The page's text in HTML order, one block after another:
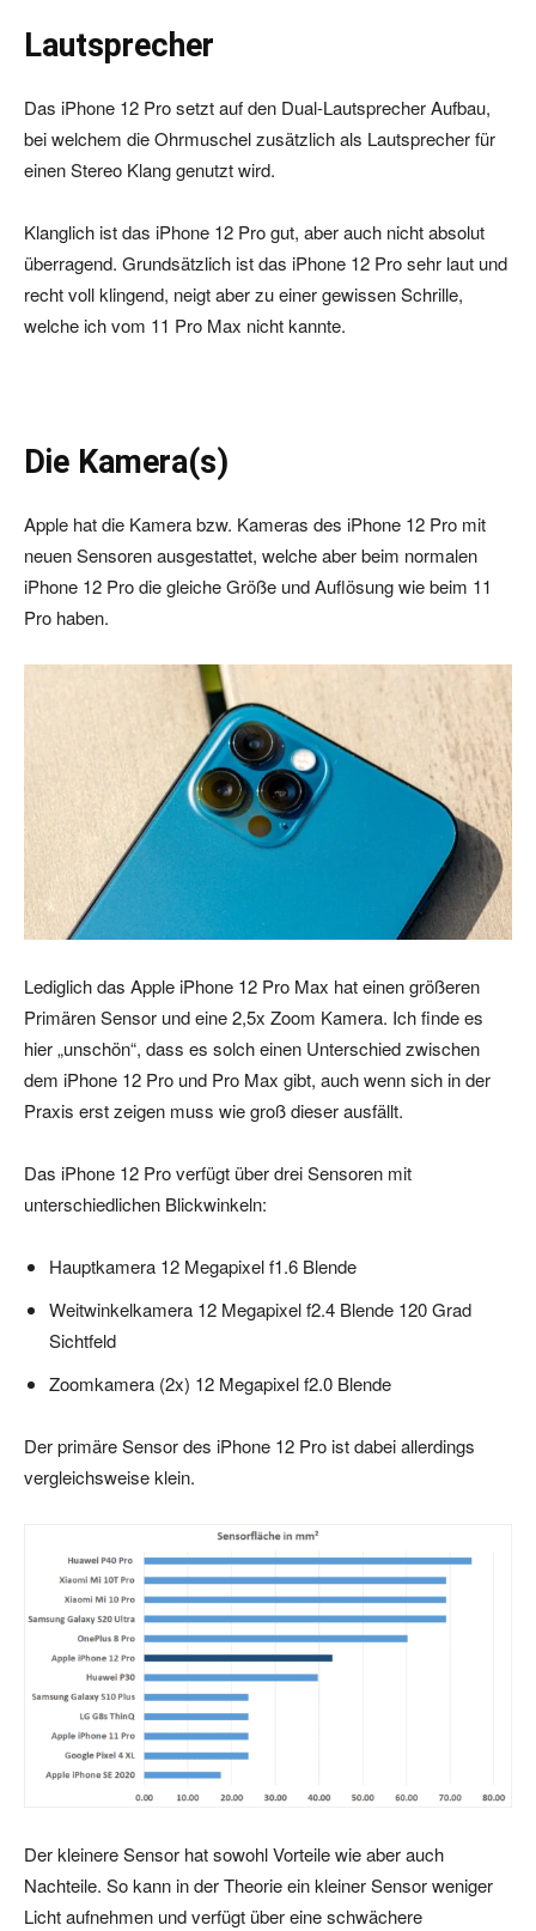
Lautsprecher
Das iPhone 12 Pro setzt auf den Dual-Lautsprecher Aufbau,
bei welchem die Ohrmuschel zusätzlich als Lautsprecher für
einen Stereo Klang genutzt wird.
Klanglich ist das iPhone 12 Pro gut, aber auch nicht absolut
überragend. Grundsätzlich ist das iPhone 12 Pro sehr laut und
recht voll klingend, neigt aber zu einer gewissen Schrille,
welche ich vom 11 Pro Max nicht kannte.
Die Kamera(s)
Apple hat die Kamera bzw. Kameras des iPhone 12 Pro mit
neuen Sensoren ausgestattet, welche aber beim normalen
iPhone 12 Pro die gleiche Größe und Auflösung wie beim 11
Pro haben.
Lediglich das Apple iPhone 12 Pro Max hat einen größeren
Primären Sensor und eine 2,5x Zoom Kamera. Ich finde es
hier „unschön“, dass es solch einen Unterschied zwischen
dem iPhone 12 Pro und Pro Max gibt, auch wenn sich in der
Praxis erst zeigen muss wie groß dieser ausfällt.
Das iPhone 12 Pro verfügt über drei Sensoren mit
unterschiedlichen Blickwinkeln:
Hauptkamera 12 Megapixel f1.6 Blende
Weitwinkelkamera 12 Megapixel f2.4 Blende 120 Grad
Sichtfeld
Zoomkamera (2x) 12 Megapixel f2.0 Blende
Der primäre Sensor des iPhone 12 Pro ist dabei allerdings
vergleichsweise klein.
Der kleinere Sensor hat sowohl Vorteile wie aber auch
Nachteile. So kann in der Theorie ein kleiner Sensor weniger
Licht aufnehmen und verfügt über eine schwächere